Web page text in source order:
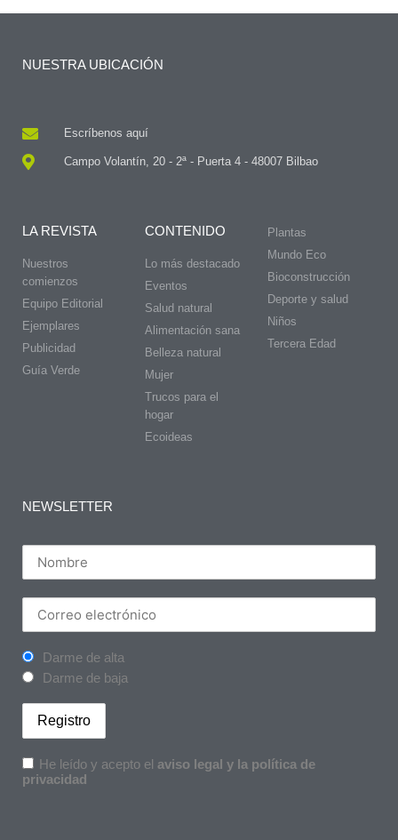
NUESTRA UBICACIÓN
Escríbenos aquí
Campo Volantín, 20 - 2ª - Puerta 4 - 48007 Bilbao
LA REVISTA
Nuestros
comienzos
Equipo Editorial
Ejemplares
Publicidad
Guía Verde
CONTENIDO
Lo más destacado
Eventos
Salud natural
Alimentación sana
Belleza natural
Mujer
Trucos para el
hogar
Ecoideas
Plantas
Mundo Eco
Bioconstrucción
Deporte y salud
Niños
Tercera Edad
NEWSLETTER
Darme de alta
Darme de baja
He leído y acepto el aviso legal y la política de
privacidad